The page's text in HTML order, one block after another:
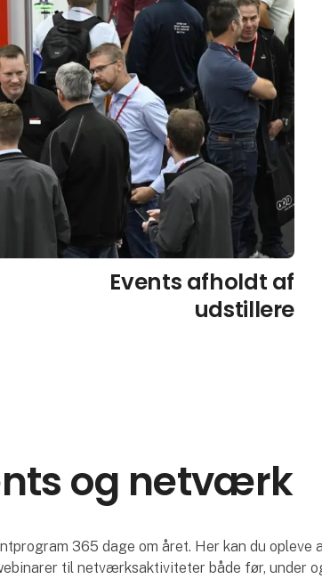
Events afholdt af
udstillere
og netværk
365 dage om året. Her kan du
til netværksaktiviteter både før, under